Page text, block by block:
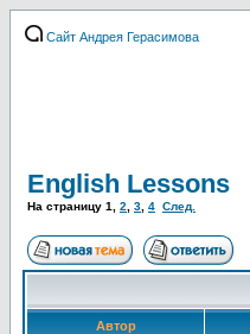
Сайт Андрея Герасимова
English Lessons
На страницу 1 2 3 4 След.
Автор